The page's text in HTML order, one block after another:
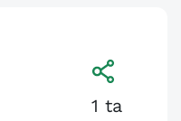
1 ta